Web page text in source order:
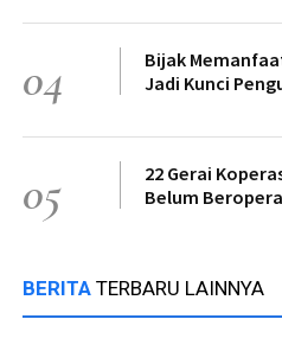
04
Bijak
Jadi Kunci
05
22 Gerai
Belum
BERITA TERBARU LAINNYA